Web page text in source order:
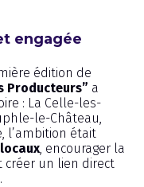
engagée
édition de
Producteurs” a
: La Celle-les-
le-Château,
l’ambition était
, encourager la
créer un lien direct